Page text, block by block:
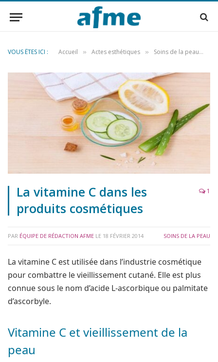
VOUS ÊTES ICI : Accueil » Actes esthétiques » Soins de la peau
La vitamine C dans les
produits cosmétiques
1
PAR ÉQUIPE DE RÉDACTION AFME LE 18 FÉVRIER 2014 SOINS DE LA PEAU
La vitamine C est utilisée dans l’industrie cosmétique
pour combattre le vieillissement cutané. Elle est plus
connue sous le nom d’acide L-ascorbique ou palmitate
d’ascorbyle.
Vitamine C et vieillissement de la
peau